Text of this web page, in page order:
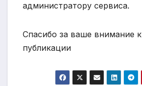
администратору сервиса.
Спасибо за ваше внимание
публикации